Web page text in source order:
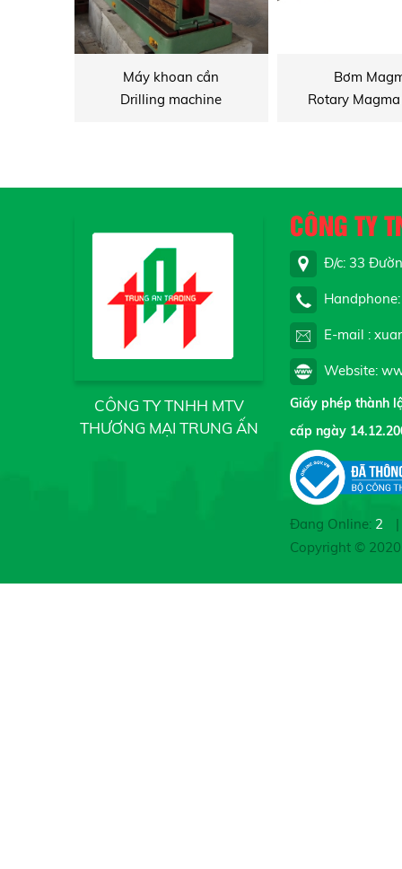
Máy khoan cần
Drilling machine
Bơm
Rotary
CÔNG TY TNHH MTV
THƯƠNG MẠI TRUNG ẤN
CÔNG TY
Đ/c: 33
E-mail :
Website:
Giấy phép thành
cấp ngày
Đang Online: 2
|
Copyright ©